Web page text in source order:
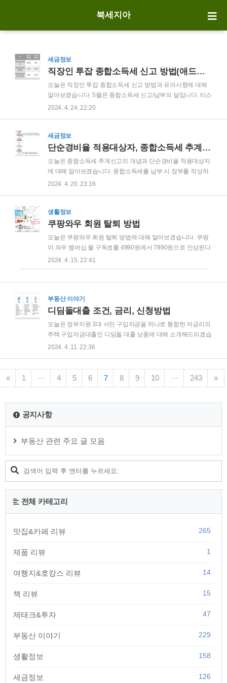
북세지아
세금정보
직장인 투잡 종합소득세 신고 방법(애드센스)
오늘은 직장인 투잡 종합소득세 신고 방법과 유의사항에 대해
알아보겠습니다. 5월은 종합소득세 신고/납부의 달입니다. 티스
토리나 워드프레스 블로그를 운영하시거나, 유튜브 크리에이터
세 신고/납부를 해야 하는데요. 저와 같이 직장인이면서, 애드
센스 수익 등 사업소득이 있어 종합소득세를 납부해야 하는 분
겠습니다. 1. 직장인 투잡 종합소득세 신고 유의사항2. 애드센스
수익 정리 방법3. 직장인 투잡 종합소득세 신고 방법(홈택스)※
함께 보면 좋은 글단순경비율 적용대상자, 종합소득세 추계신
고란프리랜서 종합소득세 신고, 환급 정..
2024. 4. 24. 22:20
세금정보
단순경비율 적용대상자, 종합소득세 추계신고란
오늘은 종합소득세 추계신고의 개념과 단순경비율 적용대상자
에 대해 알아보겠습니다. 종합소득세를 납부 시 장부를 작성하
지 못한 사업자는 추계신고를 하여 단순경비율이나 기준경비율
업종별 경비율을 자세히 설명하겠습니다. 1. 종합소득세 추계신
고란 2. 단순경비율과 기준경비율 3. 단순경비율 적용대상자 4.
종합소득세 추계신고란 단순경비율과 기준경비율을 이해하기
위해서는 먼저 종합소득세 세액계산방법과 추계신고가 무엇인
지 알아야 합니다. 추계신고란 말 그대로 추정하여 계산하여 종
2024. 4. 20. 23:16
생활정보
쿠팡와우 회원 탈퇴 방법
오늘은 쿠팡와우 회원 탈퇴 방법에 대해 알아보겠습니다. 쿠팡
이 와우 멤버십 월 구독료를 4990원에서 7890원으로 인상된다
고 합니다. 쿠팡 무료배송과 와우할인은 물론 쿠팡이츠 무료배
달, 쿠팡플레이까지 다양한 혜택을 제공하는 쿠팡와우 멤버십
쿠팡와우 월회비 인상 2. 쿠팡와우 회원 탈퇴 방법 1. 쿠팡와우
월회비 인상 쿠팡이 자사 멤버십 서비스 '와우 멤버십’ 요금을 기
4월 13일 쿠팡은 이날부터 신규회원부터 쿠팡와우 월 회비를
4990원에서 7890원으로 58.1% 인상했습니다. 기존 회원은 순
차적인 안내에 따라오는..
2024. 4. 15. 22:41
부동산 이야기
디딤돌대출 조건, 금리, 신청방법
오늘은 정부지원 3대 서민 구입자금을 하나로 통합한 저금리의
주택 구입자금대출인 디딤돌 대출 상품에 대해 소개해드리겠습
니다. 주택도시기금에서는 저금리 주택 구입자금 대출인 디딤
좋은 대출 상품입니다. 지금부터 해당 대출 상품을 자세히 설명
부부 주택구입대출 조건, 한도, 금리 신생아 특례 대출 조건, 대
환 및 신청방법 보금자리론 대출자격 및 금리 신혼부부 전세자
금대출 조건, 소득, 금리 버팀목 전세자금대출 조건, 금리, 한도
2024. 4. 11. 22:36
« 1 ··· 4 5 6 7 8 9 10 ··· 243 »
공지사항
부동산 관련 주요 글 모음
전체 카테고리
맛집&카페 리뷰 265
제품 리뷰 1
여행지&호캉스 리뷰 14
책 리뷰 15
제태크&투자 47
부동산 이야기 229
생활정보 158
세금정보 126